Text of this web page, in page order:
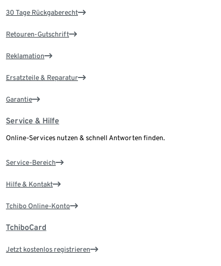
30 Tage Rückgaberecht
Retouren-Gutschrift
Reklamation
Ersatzteile & Reparatur
Garantie
Service & Hilfe
Online-Services nutzen & schnell Antworten finden.
Service-Bereich
Hilfe & Kontakt
Tchibo Online-Konto
TchiboCard
Jetzt kostenlos registrieren